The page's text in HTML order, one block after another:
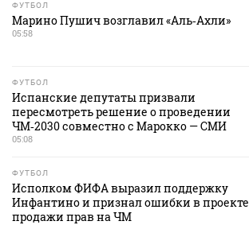
ФУТБОЛ
Марино Пушич возглавил «Аль‑Ахли»
05:58
ФУТБОЛ
Испанские депутаты призвали
пересмотреть решение о проведении
ЧМ‑2030 совместно с Марокко — СМИ
05:08
ФУТБОЛ
Исполком ФИФА выразил поддержку
Инфантино и признал ошибки в проекте
продажи прав на ЧМ